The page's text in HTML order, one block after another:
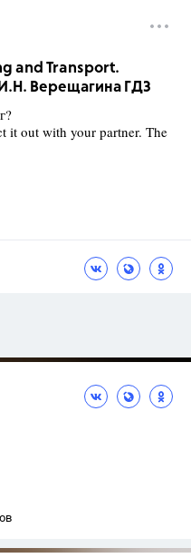
and Transport.
Верещагина ГДЗ
it out with your partner. The